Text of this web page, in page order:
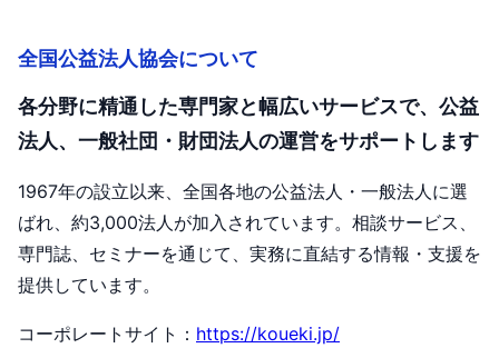
全国公益法人協会について
各分野に精通した専門家と幅広いサービスで、公益
法人、一般社団・財団法人の運営をサポートします
1967年の設立以来、全国各地の公益法人・一般法人に選
ばれ、約3,000法人が加入されています。相談サービス、
専門誌、セミナーを通じて、実務に直結する情報・支援を
提供しています。
コーポレートサイト： https://koueki.jp/